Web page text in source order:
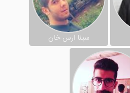
سینا ارس خان